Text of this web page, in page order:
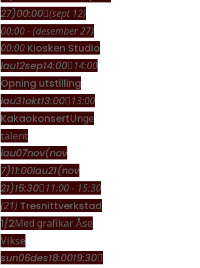
27)00:00 (sept 12)
00:00 - (desember 27)
00:00 Kiosken Studio
lau12sep14:00 14:00
Opning utstilling
lau31okt13:00 13:00
KakaokonsertUnge
talent
lau07nov(nov
7)11:00lau21(nov
21)15:30 11:00 - 15:30
(21) Tresnittverkstad
1/2Med grafikar Åse
Vikse
sun06des18:0019:30